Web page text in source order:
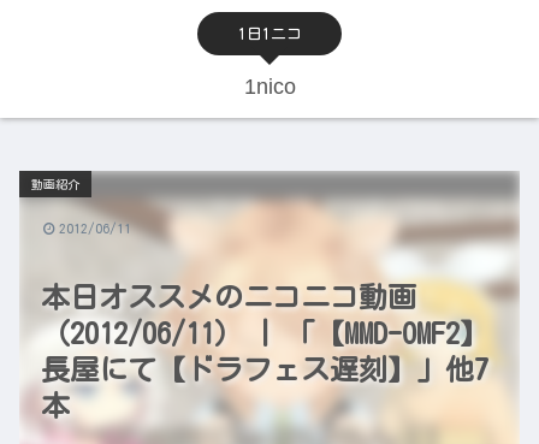
1日1ニコ
1nico
本日オススメのニコニコ動画
（2012/06/11） | 「【MMD-OMF2】
長屋にて【ドラフェス遅刻】」他7
本
動画紹介
2012/06/11